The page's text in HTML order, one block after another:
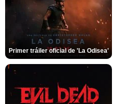
Primer tráiler oficial de 'La Odisea'